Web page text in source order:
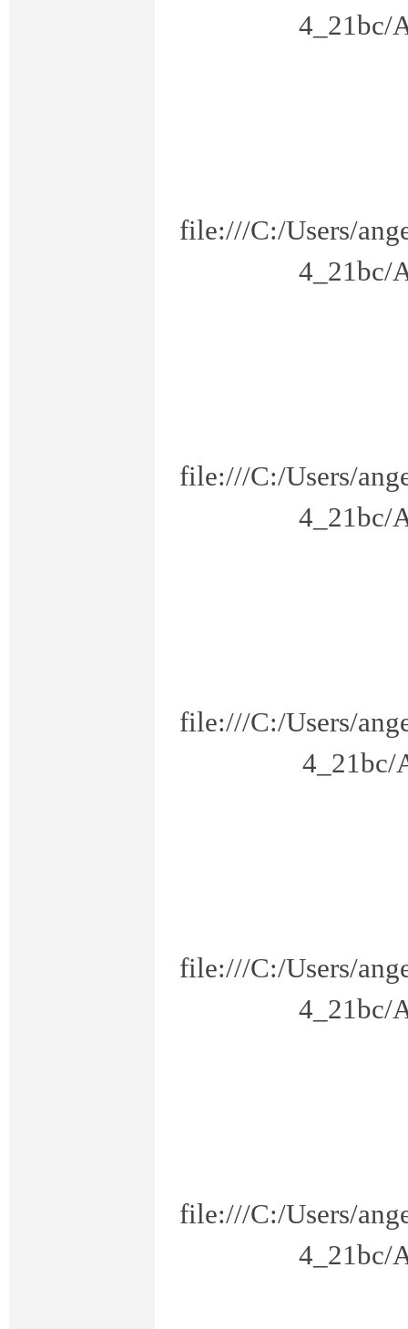
4_21bc/
file:///C:/Users/
4_21bc/
file:///C:/Users/
4_21bc/
file:///C:/Users/
4_21bc/
file:///C:/Users/
4_21bc/
file:///C:/Users/
4_21bc/